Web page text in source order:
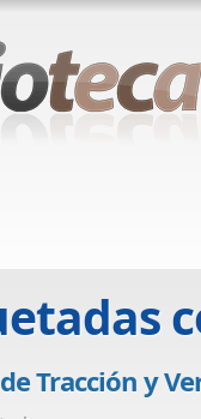
Tracción y